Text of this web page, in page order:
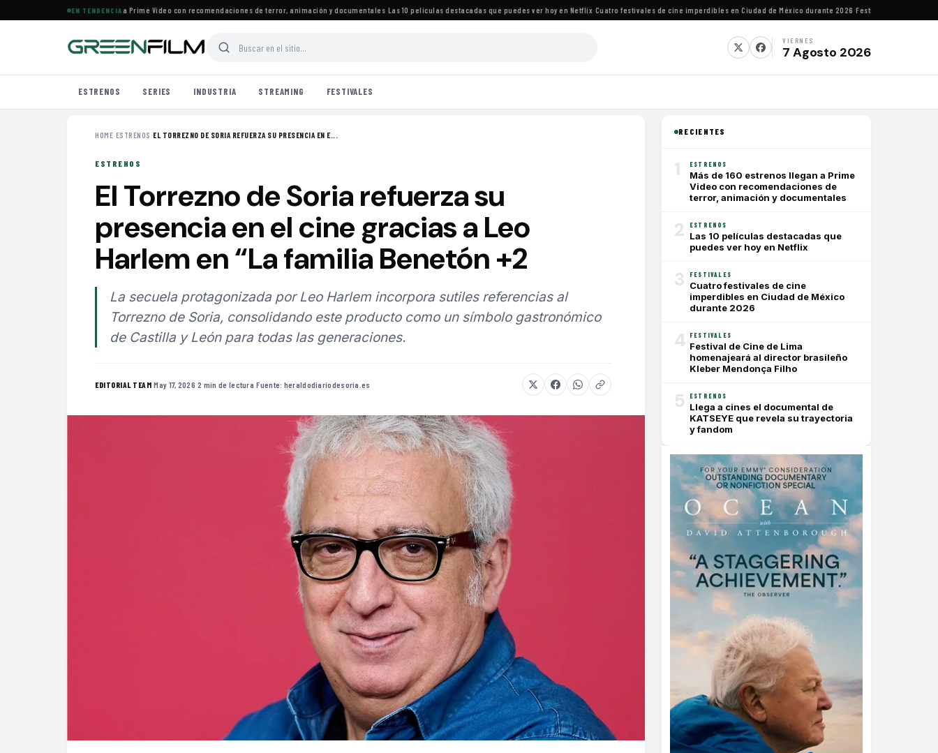
EN TENDENCIA
Más de 160 estrenos llegan a Prime Video con recomendaciones de terror, animación y documentales·Las 10 películas destacadas que puedes ver hoy en Netflix·Cuatro festivales de cine imperdibles en Ciudad de México durante 2026·Festival de Cine de Lima
VIERNES
7 Agosto 2026
ESTRENOS SERIES INDUSTRIA STREAMING FESTIVALES
HOME›ESTRENOS ›EL TORREZNO DE SORIA REFUERZA SU PRESENCIA EN E...
ESTRENOS
El Torrezno de Soria refuerza su
presencia en el cine gracias a Leo
Harlem en “La familia Benetón +2
La secuela protagonizada por Leo Harlem incorpora sutiles referencias al
Torrezno de Soria, consolidando este producto como un símbolo gastronómico
de Castilla y León para todas las generaciones.
EDITORIAL TEAM·May 17, 2026·2 min de lectura·Fuente: heraldodiariodesoria.es
RECIENTES
1 ESTRENOS
Más de 160 estrenos llegan a Prime
Video con recomendaciones de
terror, animación y documentales
2 ESTRENOS
Las 10 películas destacadas que
puedes ver hoy en Netflix
3 FESTIVALES
Cuatro festivales de cine
imperdibles en Ciudad de México
durante 2026
4 FESTIVALES
Festival de Cine de Lima
homenajeará al director brasileño
Kleber Mendonça Filho
5 ESTRENOS
Llega a cines el documental de
KATSEYE que revela su trayectoria
y fandom